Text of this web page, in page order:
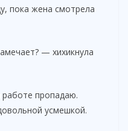
пока жена смотрела
— хихикнула
пропадаю.
усмешкой.